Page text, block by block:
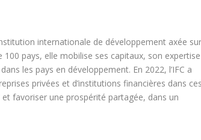
internationale de développement axée
pays, elle mobilise ses capitaux, son expertise
les pays en développement. En 2022, l’IFC a
privées et d’institutions financières dans
favoriser une prospérité partagée, dans un